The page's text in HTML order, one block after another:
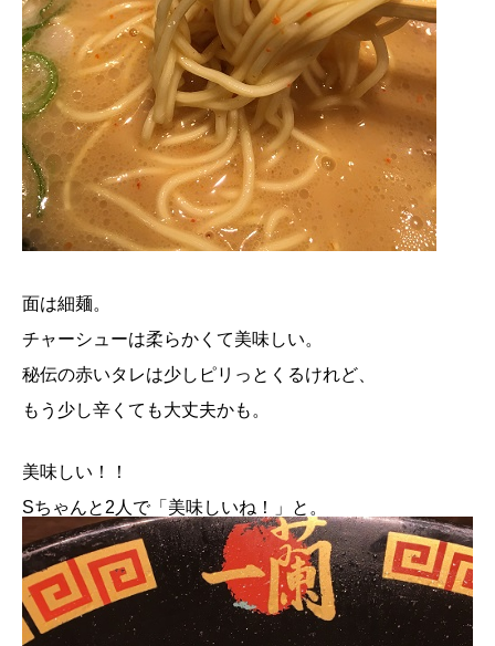
面は細麺。
チャーシューは柔らかくて美味しい。
秘伝の赤いタレは少しピリっとくるけれど、
もう少し辛くても大丈夫かも。
美味しい！！
Sちゃんと2人で「美味しいね！」と。